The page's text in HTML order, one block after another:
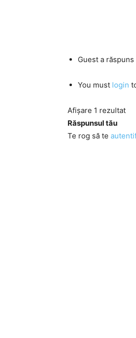
Guest a răspuns
You must login
Afișare 1 rezultat
Răspunsul tău
Te rog să te